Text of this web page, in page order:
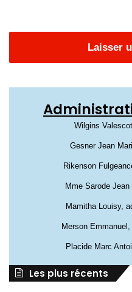
Laisser
Wilgins
Gesner Jean
Rikenson
Mme Sarode
Mamitha Louisy,
Merson
Placide Marc
Les plus récents